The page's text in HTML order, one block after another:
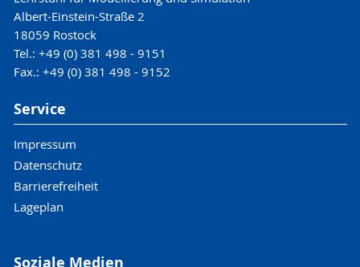
Albert-Einstein-Straße 2
18059 Rostock
Tel.: +49 (0) 381 498 - 9151
Fax.: +49 (0) 381 498 - 9152
Service
Impressum
Datenschutz
Barrierefreiheit
Lageplan
Soziale Medien